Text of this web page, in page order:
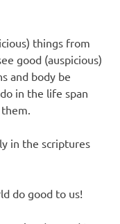
things from
good (auspicious)
and body be
in the life span
in the scriptures
do good to us!